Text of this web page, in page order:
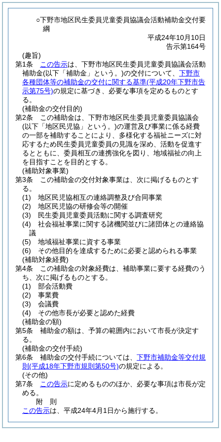
○下野市地区民生委員児童委員協議会活動補助金交付要
綱
平成24年10月10日
告示第164号
(趣旨)
第1条
この告示は、下野市地区民生委員児童委員協議会活動
補助金(以下「補助金」という。)の交付について、 下野市
各種団体等の補助金の交付に関する基準(平成20年下野市告
示第75号)の規定に基づき、必要な事項を定めるものとす
る。
(補助金の交付目的)
第2条
この補助金は、下野市地区民生委員児童委員協議会
(以下「地区民児協」という。)の運営及び事業に係る経費
の一部を補助することにより、多様化する福祉ニーズに対
応するため民生委員児童委員の見識を深め、活動を促進す
るとともに、委員相互の連携強化を図り、地域福祉の向上
を目指すことを目的とする。
(補助対象事業)
第3条
この補助金の交付対象事業は、次に掲げるものとす
る。
(1)
地区民児協相互の連絡調整及び合同事業
(2)
地区民児協の研修会等の開催
(3)
民生委員児童委員活動に関する調査研究
(4)
社会福祉事業に関する諸機関並びに諸団体との連絡協
議
(5)
地域福祉事業に資する事業
(6)
その他目的を達成するために必要と認められる事業
(補助対象経費)
第4条
この補助金の対象経費は、補助事業に要する経費のう
ち、次に掲げるものとする。
(1)
部会活動費
(2)
事業費
(3)
会議費
(4)
その他市長が必要と認めた経費
(補助金の額)
第5条
補助金の額は、予算の範囲内において市長が決定す
る。
(補助金の交付手続)
第6条
補助金の交付手続については、 下野市補助金等交付規
則 (平成18年下野市規則第50号)の規定による。
(その他)
第7条
この告示に定めるもののほか、必要な事項は市長が定
める。
附 則
この告示は、平成24年4月1日から施行する。